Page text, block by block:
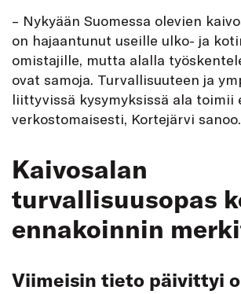
– Nykyään Suomessa olevien
on hajaantunut useille ulko- ja
omistajille, mutta alalla
ovat samoja. Turvallisuuteen ja
liittyvissä kysymyksissä ala toimii
verkostomaisesti, Kortejärvi sanoo.
Kaivosalan
turvallisuusopas
ennakoinnin
Viimeisin tieto päivittyi